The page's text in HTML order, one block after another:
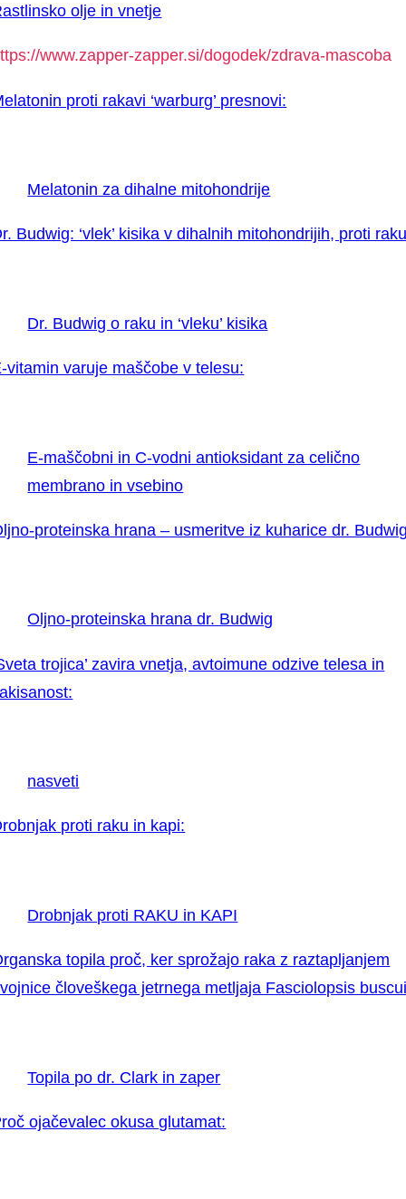
olje in vnetje
www.zapper-zapper.si/dogodek/zdrava-mascoba
proti rakavi ‘warburg’ presnovi:
Melatonin za dihalne mitohondrije
Budwig: ‘vlek’ kisika v dihalnih mitohondrijih, proti
Dr. Budwig o raku in ‘vleku’ kisika
vitamin varuje maščobe v telesu:
E-maščobni in C-vodni antioksidant za celično
membrano in vsebino
proteinska hrana – usmeritve iz kuharice dr.
Oljno-proteinska hrana dr. Budwig
trojica’ zavira vnetja, avtoimune odzive telesa in
nasveti
proti raku in kapi:
Drobnjak proti RAKU in KAPI
topila proč, ker sprožajo raka z raztapljanjem
človeškega jetrnega metljaja Fasciolopsis
Topila po dr. Clark in zaper
ojačevalec okusa glutamat: